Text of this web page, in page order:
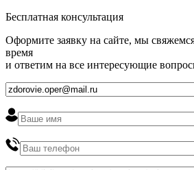
Бесплатная консультация
Оформите заявку на сайте, мы
время
и ответим на все интересующие